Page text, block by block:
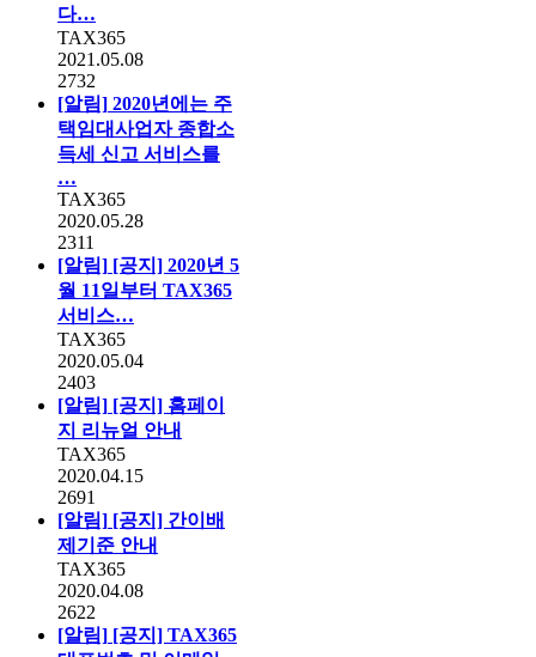
다…
TAX365
2021.05.08
2732
[알림] 2020년에는 주
택임대사업자 종합소
득세 신고 서비스를
…
TAX365
2020.05.28
2311
[알림] [공지] 2020년 5
월 11일부터 TAX365
서비스…
TAX365
2020.05.04
2403
[알림] [공지] 홈페이
지 리뉴얼 안내
TAX365
2020.04.15
2691
[알림] [공지] 간이배
제기준 안내
TAX365
2020.04.08
2622
[알림] [공지] TAX365